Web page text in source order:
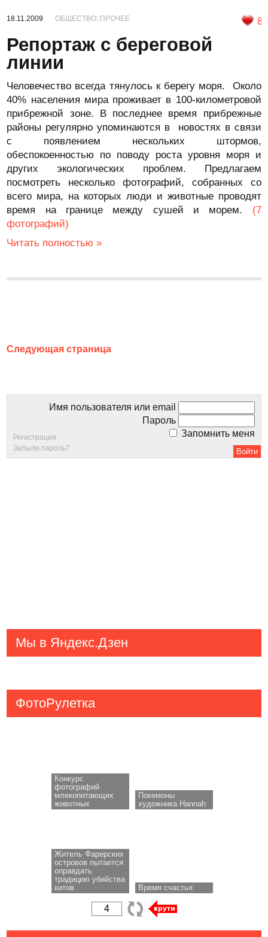
18.11.2009 ОБЩЕСТВО::ПРОЧЕЕ 8
Репортаж с береговой
линии
Человечество всегда тянулось к берегу моря. Около
40% населения мира проживает в 100-километровой
прибрежной зоне. В последнее время прибрежные
районы регулярно упоминаются в новостях в связи
с появлением нескольких штормов,
обеспокоенностью по поводу роста уровня моря и
других экологических проблем. Предлагаем
посмотреть несколько фотографий, собранных со
всего мира, на которых люди и животные проводят
время на границе между сушей и морем. (7
фотографий)
Читать полностью »
Следующая страница
Имя пользователя или email
Пароль
Запомнить меня
Регистрация
Забыли пароль?
Мы в Яндекс.Дзен
ФотоРулетка
Конкурс
фотографий
млекопитающих
животных
Покемоны
художника Hannah
Житель Фарерских
островов пытается
оправдать
традицию убийства
китов
Время счастья